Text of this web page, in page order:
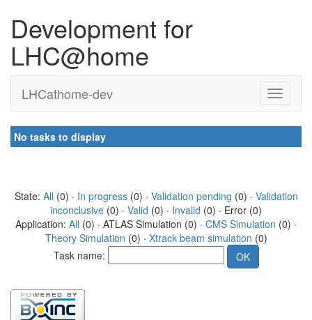
Development for
LHC@home
LHCathome-dev
No tasks to display
State: All (0) · In progress(0) · Validation pending (0) · Validation
inconclusive (0) · Valid (0) · Invalid (0) · Error (0)
Application: All (0) · ATLAS Simulation (0) · CMS Simulation (0) ·
Theory Simulation (0) · Xtrack beam simulation (0)
Task name: